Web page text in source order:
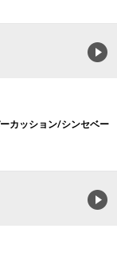
カッション/シンセベー